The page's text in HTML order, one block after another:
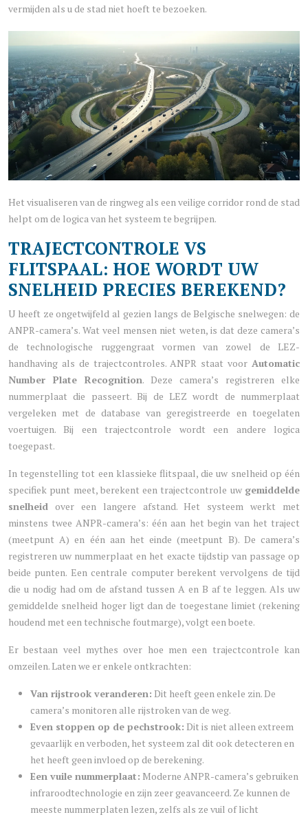
vermijden als u de stad niet hoeft te bezoeken.
Het visualiseren van de ringweg als een veilige corridor rond de stad
helpt om de logica van het systeem te begrijpen.
TRAJECTCONTROLE VS
FLITSPAAL: HOE WORDT UW
SNELHEID PRECIES BEREKEND?
U heeft ze ongetwijfeld al gezien langs de Belgische snelwegen: de
ANPR-camera’s. Wat veel mensen niet weten, is dat deze camera’s
de technologische ruggengraat vormen van zowel de LEZ-
handhaving als de trajectcontroles. ANPR staat voor Automatic
Number Plate Recognition. Deze camera’s registreren elke
nummerplaat die passeert. Bij de LEZ wordt de nummerplaat
vergeleken met de database van geregistreerde en toegelaten
voertuigen. Bij een trajectcontrole wordt een andere logica
toegepast.
In tegenstelling tot een klassieke flitspaal, die uw snelheid op één
specifiek punt meet, berekent een trajectcontrole uw gemiddelde
snelheid over een langere afstand. Het systeem werkt met
minstens twee ANPR-camera’s: één aan het begin van het traject
(meetpunt A) en één aan het einde (meetpunt B). De camera’s
registreren uw nummerplaat en het exacte tijdstip van passage op
beide punten. Een centrale computer berekent vervolgens de tijd
die u nodig had om de afstand tussen A en B af te leggen. Als uw
gemiddelde snelheid hoger ligt dan de toegestane limiet (rekening
houdend met een technische foutmarge), volgt een boete.
Er bestaan veel mythes over hoe men een trajectcontrole kan
omzeilen. Laten we er enkele ontkrachten:
Van rijstrook veranderen: Dit heeft geen enkele zin. De
camera’s monitoren alle rijstroken van de weg.
Even stoppen op de pechstrook: Dit is niet alleen extreem
gevaarlijk en verboden, het systeem zal dit ook detecteren en
het heeft geen invloed op de berekening.
Een vuile nummerplaat: Moderne ANPR-camera’s gebruiken
infraroodtechnologie en zijn zeer geavanceerd. Ze kunnen de
meeste nummerplaten lezen, zelfs als ze vuil of licht